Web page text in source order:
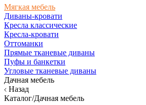
Мягкая мебель
Диваны-кровати
Кресла классические
Кресла-кровати
Оттоманки
Прямые тканевые диваны
Пуфы и банкетки
Угловые тканевые диваны
Дачная мебель
Назад
Каталог/Дачная мебель